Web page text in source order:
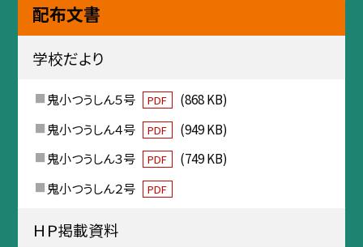
配布文書
学校だより
鬼小つうしん５号 PDF
(868 KB)
鬼小つうしん４号
PDF
(949 KB)
鬼小つうしん３号
PDF
(749 KB)
鬼小つうしん２号
PDF
ＨＰ掲載資料